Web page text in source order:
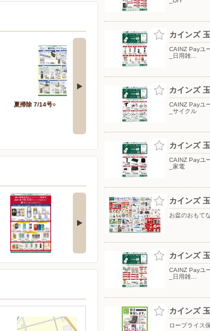
夏掃除 7/14号○ 夏のひんやり寝具
夏の酒類合同キャンペ
夏の酒類合同キャンペーン
開催中！ 抽選で最大…
カインズ
CAINZ Payユ
_日用雑…
カインズ
CAINZ Payユ
_サイクル
カインズ
CAINZ Payユ
_家電
カインズ
お盆のおもて
カインズ
CAINZ Payユ
_日用雑…
カインズ
ロープライス